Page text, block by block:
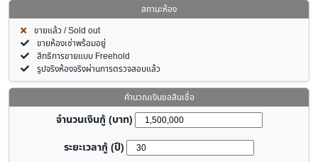
สถานะห้อง
ขายแล้ว / Sold out
ขายห้องเช่าพร้อมอยู่
สิทธิการขายแบบ Freehold
รูปจริงห้องจริงผ่านการตรวจสอบแล้ว
คำนวณเงินขอสินเชื่อ
จำนวนเงินกู้ (บาท)
ระยะเวลากู้ (ปี)